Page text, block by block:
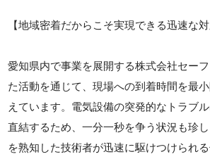
【地域密着だからこそ実現できる迅速な対
愛知県内で事業を展開する株式会社セー
た活動を通じて、現場への到着時間を最
えています。電気設備の突発的なトラブ
直結するため、一分一秒を争う状況も珍
を熟知した技術者が迅速に駆けつけられ